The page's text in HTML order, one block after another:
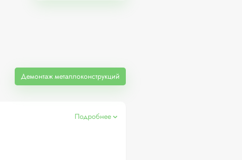
Демонтаж металлоконструкций
Подробнее